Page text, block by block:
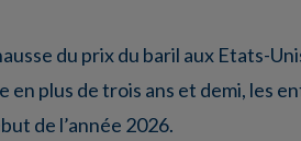
du prix du baril aux Etats-
plus de trois ans et demi, les
de l’année 2026.